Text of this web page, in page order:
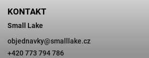
KONTAKT
Small Lake
objednavky@smalllake.cz
+420 773 794 786